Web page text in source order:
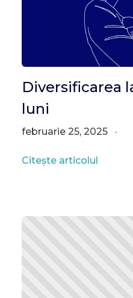
Diversificarea
luni
februarie 25, 2025
Citește articolul